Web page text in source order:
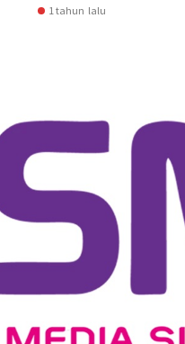
1 tahun lalu